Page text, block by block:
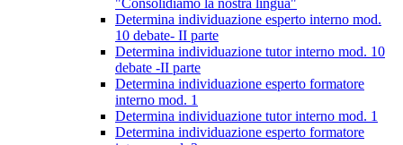
"Consolidiamo la nostra lingua"
Determina individuazione esperto interno mod.
10 debate- II parte
Determina individuazione tutor interno mod. 10
debate -II parte
Determina individuazione esperto formatore
interno mod. 1
Determina individuazione tutor interno mod. 1
Determina individuazione esperto formatore